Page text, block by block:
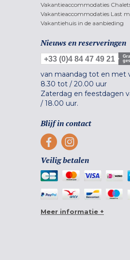
Vakantieaccommodaties
Vakantieaccommodaties Last
Vakantiehuis in de aanbieding
Nieuws en reserveringen
+33 (0)4 84 47 49 21
van maandag tot en met
8.30 tot / 20.00 uur
Zaterdag en feestdagen
/ 18.00 uur.
Blijf in contact
Veilig betalen
Meer informatie +